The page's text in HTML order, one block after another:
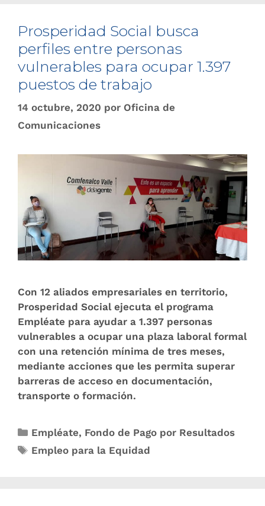
Prosperidad Social busca
perfiles entre personas
vulnerables para ocupar 1.397
puestos de trabajo
14 octubre, 2020 por Oficina de
Comunicaciones
Con 12 aliados empresariales en territorio,
Prosperidad Social ejecuta el programa
Empléate para ayudar a 1.397 personas
vulnerables a ocupar una plaza laboral formal
con una retención mínima de tres meses,
mediante acciones que les permita superar
barreras de acceso en documentación,
transporte o formación.
Empléate, Fondo de Pago por Resultados
Empleo para la Equidad